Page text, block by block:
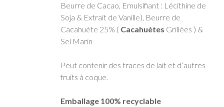
Beurre de Cacao, Emulsifiant : Lécithine de
Soja & Extrait de Vanille), Beurre de
Cacahuète 25% ( Cacahuètes Grillées ) &
Sel Marin
Peut contenir des traces de lait et d’autres
fruits à coque.
Emballage 100% recyclable